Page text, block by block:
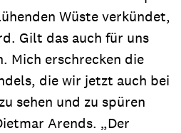
Wüste verkündet,
Gilt das auch für uns
Mich erschrecken die
die wir jetzt auch bei
sehen und zu spüren
Arends. „Der